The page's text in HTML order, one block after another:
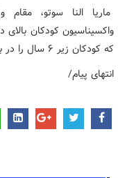
ماریا النا سوتو،
واکسیناسیون کودکان
که کودکان زیر ۶ سال را در برابر کرونا واکسینه می‌کند.
انتهای پیام/